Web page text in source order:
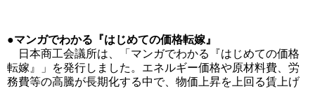
●マンガでわかる『はじめての価格転嫁』
日本商工会議所は、「マンガでわかる『はじめての価格
転嫁』」を発行しました。エネルギー価格や原材料費、労
務費等の高騰が長期化する中で、物価上昇を上回る賃上げ